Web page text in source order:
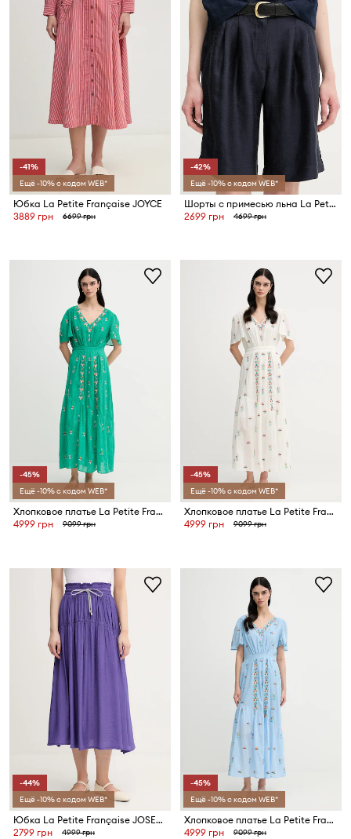
-41%
Ещё -10% с кодом WEB*
Юбка La Petite Française JOYCE
3889 грн
6699 грн
-42%
Ещё -10% с кодом WEB*
Шорты с примесью льна La Petite Française SAVOUREUX
2699 грн
4699 грн
-45%
Ещё -10% с кодом WEB*
Хлопковое платье La Petite Française RACHELE
4999 грн
9099 грн
-45%
Ещё -10% с кодом WEB*
Хлопковое платье La Petite Française RACHELE
4999 грн
9099 грн
-44%
Ещё -10% с кодом WEB*
Юбка La Petite Française JOSETTE
2799 грн
4999 грн
-45%
Ещё -10% с кодом WEB*
Хлопковое платье La Petite Française RACHELE
4999 грн
9099 грн